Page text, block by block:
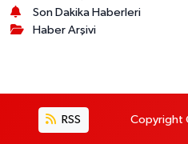
Son Dakika Haberleri
Haber Arşivi
RSS Copyright